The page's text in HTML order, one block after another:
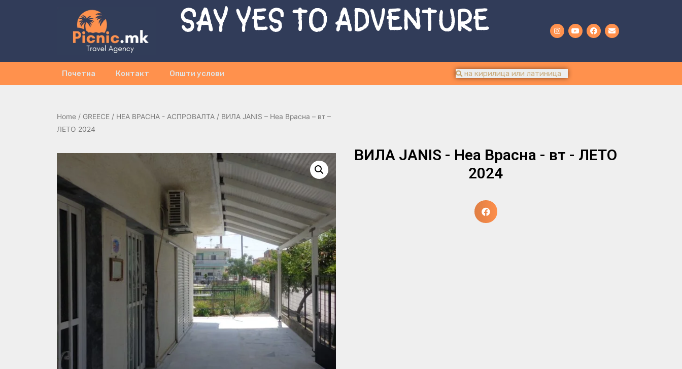
SAY YES TO ADVENTURE
Почетна Контакт Општи услови
Home / GREECE / НЕА ВРАСНА - АСПРОВАЛТА / ВИЛА ЈANIS – Неа Врасна – вт –
ЛЕТО 2024
ВИЛА ЈANIS - Неа Врасна - вт - ЛЕТО
2024